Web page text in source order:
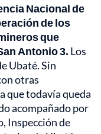
Nacional de
de los
que
Antonio 3. Los
Ubaté. Sin
otras
que todavía queda
acompañado por
Inspección de